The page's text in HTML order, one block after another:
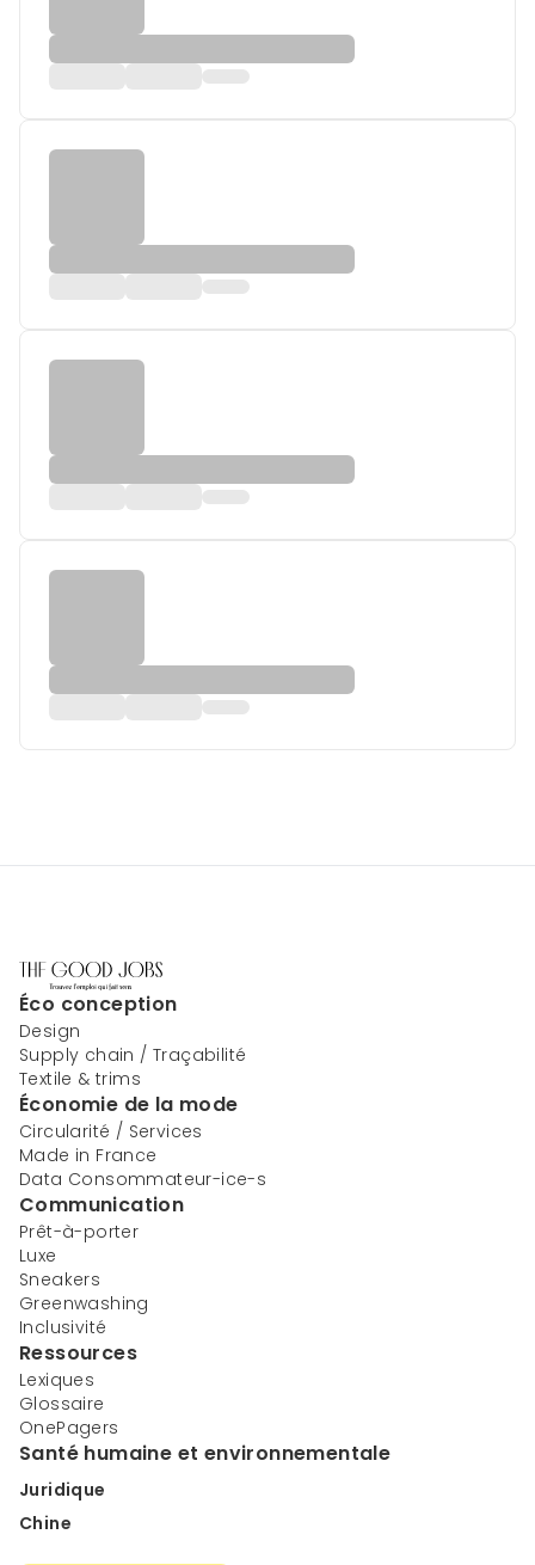
Éco conception
Design
Supply chain / Traçabilité
Textile & trims
Économie de la mode
Circularité / Services
Made in France
Data Consommateur-ice-s
Communication
Prêt-à-porter
Luxe
Sneakers
Greenwashing
Inclusivité
Ressources
Lexiques
Glossaire
OnePagers
Santé humaine et environnementale
Juridique
Chine